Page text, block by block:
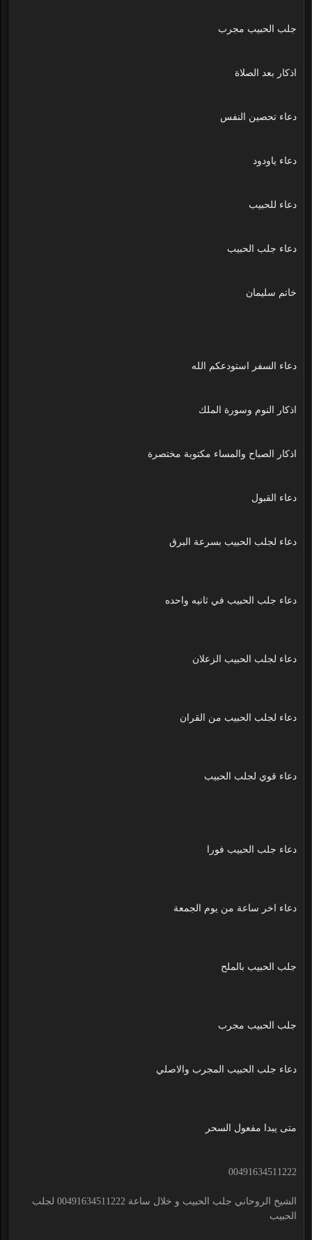
جلب الحبيب مجرب
اذكار بعد الصلاة
دعاء تحصين النفس
دعاء ياودود
دعاء للحبيب
دعاء جلب الحبيب
خاتم سليمان
دعاء السفر استودعكم الله
اذكار النوم وسورة الملك
اذكار الصباح والمساء مكتوبة مختصرة
دعاء القبول
دعاء لجلب الحبيب بسرعة البرق
دعاء جلب الحبيب في ثانيه واحده
دعاء لجلب الحبيب الزعلان
دعاء لجلب الحبيب من القران
دعاء قوي لجلب الحبيب
دعاء جلب الحبيب فورا
دعاء اخر ساعة من يوم الجمعة
جلب الحبيب بالملح
جلب الحبيب مجرب
دعاء جلب الحبيب المجرب والاصلي
متى يبدا مفعول السحر
00491634511222
الشيخ الروحاني جلب الحبيب و خلال ساعة 00491634511222 لجلب
الحبيب